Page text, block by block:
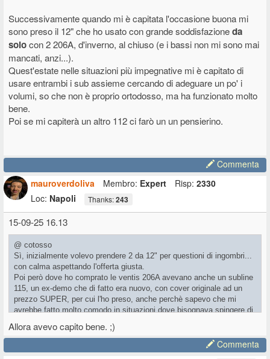
Successivamente quando mi è capitata l'occasione buona mi
sono preso il 12" che ho usato con grande soddisfazioneda
solocon 2 206A, d'inverno, al chiuso (e i bassi non mi sono mai
mancati, anzi...).
Quest'estate nelle situazioni più impegnative mi è capitato di
usare entrambi i sub assieme cercando di adeguare un po' i
volumi, so che non è proprio ortodosso, ma ha funzionato molto
bene.
Poi se mi capiterà un altro 112 ci farò un un pensierino.
Commenta
mauroverdoliva
Membro: Expert Risp: 2330
Loc: Napoli Thanks:243
15-09-25 16.13
@ cotosso
Sì, inizialmente volevo prendere 2 da 12" per questioni di ingombri...
con calma aspettando l'offerta giusta.
Poi però dove ho comprato le ventis 206A avevano anche un subline
115, un ex-demo che di fatto era nuovo, con cover originale ad un
prezzo SUPER, per cui l'ho preso, anche perchè sapevo che mi
avrebbe fatto molto comodo in situazioni dove bisognava spingere di
Successivamente quando mi è capitata l'occasione buona mi sono
preso il 12" che ho usato con grande soddisfazioneda solocon 2
Allora avevo capito bene. ;)
Commenta